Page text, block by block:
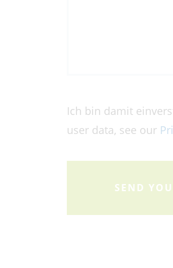
Ich bin damit
user data, see our